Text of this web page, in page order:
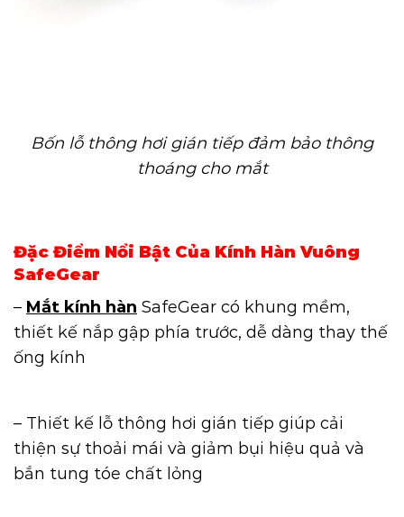
Bốn lỗ thông hơi gián tiếp đảm bảo thông
thoáng cho mắt
Đặc Điểm Nổi Bật Của Kính Hàn Vuông
SafeGear
– Mắt kính hàn SafeGear có khung mềm,
thiết kế nắp gập phía trước, dễ dàng thay thế
ống kính
– Thiết kế lỗ thông hơi gián tiếp giúp cải
thiện sự thoải mái và giảm bụi hiệu quả và
bắn tung tóe chất lỏng